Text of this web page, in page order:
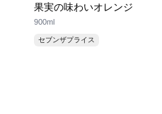
果実の味わいオレンジ
900ml
セブンザプライス